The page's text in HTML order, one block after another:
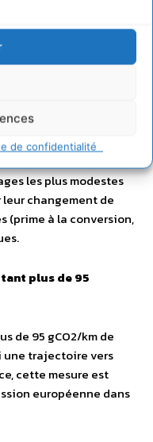
de confidentialité
pour les véhicules
et Crit’Air 3 en 2025
taux zéro pour les
émissions
les plus modestes
leur changement de
(prime à la conversion,
plus de 95
de 95 gCO2/km de
une trajectoire vers
cette mesure est
européenne dans